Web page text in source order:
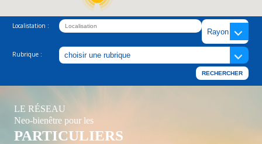
Localistation :
Rubrique :
LE RÉSEAU
Neo-bienêtre pour les
PARTICULIERS